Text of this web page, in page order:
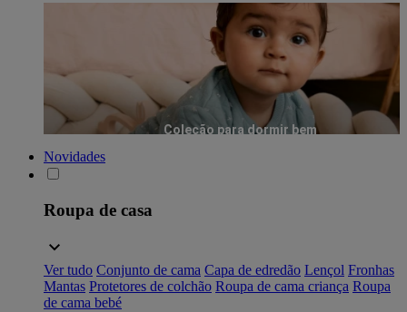
Coleção para dormir bem
Novidades
Roupa de casa
Ver tudo Conjunto de cama Capa de edredão Lençol Fronhas
Mantas Protetores de colchão Roupa de cama criança Roupa
de cama bebé